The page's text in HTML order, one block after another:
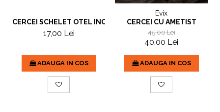
CERCEI SCHELET OTEL INOXIDABIL
17,00 Lei
ADAUGA IN COS
Evix
CERCEI CU AMETIST
45,00 Lei
40,00 Lei
ADAUGA IN COS